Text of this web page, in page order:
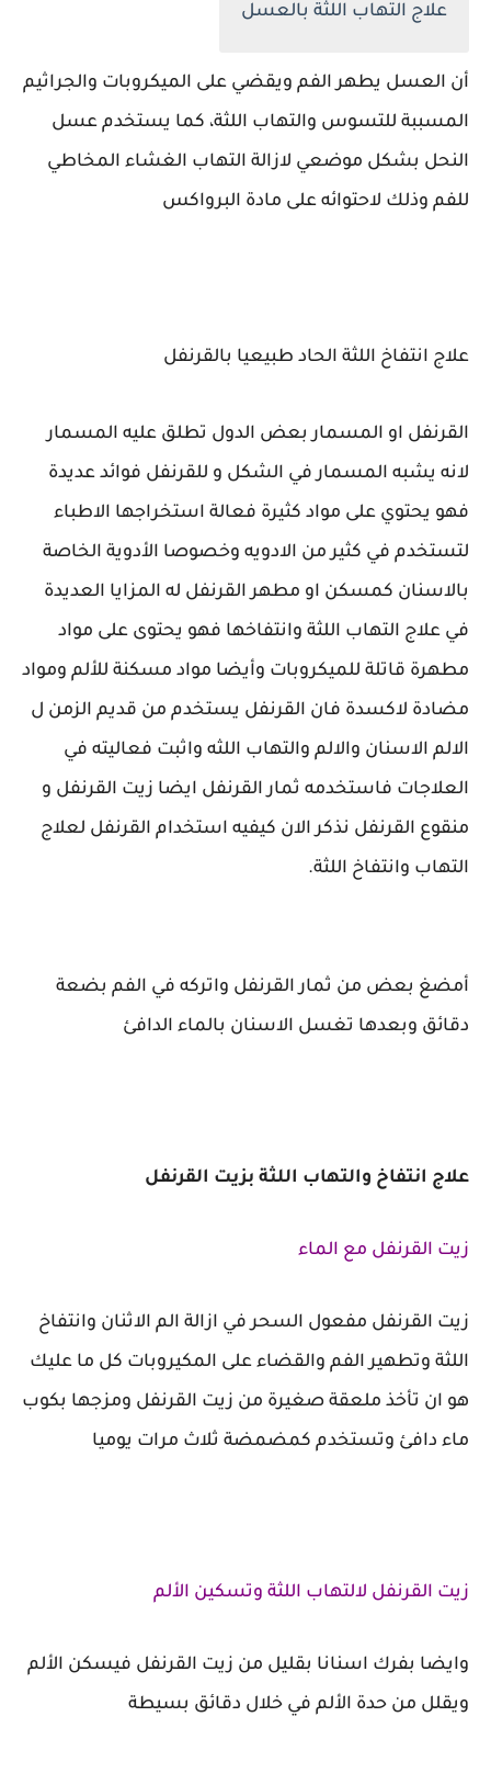
علاج التهاب اللثة بالعسل
أن العسل يطهر الفم ويقضي على الميكروبات والجراثيم
المسببة للتسوس والتهاب اللثة، كما يستخدم عسل
النحل بشكل موضعي لازالة التهاب الغشاء المخاطي
للفم وذلك لاحتوائه على مادة البرواكس
علاج انتفاخ اللثة الحاد طبيعيا بالقرنفل
القرنفل او المسمار بعض الدول تطلق عليه المسمار
لانه يشبه المسمار في الشكل و للقرنفل فوائد عديدة
فهو يحتوي على مواد كثيرة فعالة استخراجها الاطباء
لتستخدم في كثير من الادويه وخصوصا الأدوية الخاصة
بالاسنان كمسكن او مطهر القرنفل له المزايا العديدة
في علاج التهاب اللثة وانتفاخها فهو يحتوى على مواد
مطهرة قاتلة للميكروبات وأيضا مواد مسكنة للألم ومواد
مضادة لاكسدة فان القرنفل يستخدم من قديم الزمن ل
الالم الاسنان والالم والتهاب اللثه واثبت فعاليته في
العلاجات فاستخدمه ثمار القرنفل ايضا زيت القرنفل و
منقوع القرنفل نذكر الان كيفيه استخدام القرنفل لعلاج
التهاب وانتفاخ اللثة.
أمضغ بعض من ثمار القرنفل واتركه في الفم بضعة
دقائق وبعدها تغسل الاسنان بالماء الدافئ
علاج انتفاخ والتهاب اللثة بزيت القرنفل
زيت القرنفل مع الماء
زيت القرنفل مفعول السحر في ازالة الم الاثنان وانتفاخ
اللثة وتطهير الفم والقضاء على المكيروبات كل ما عليك
هو ان تأخذ ملعقة صغيرة من زيت القرنفل ومزجها بكوب
ماء دافئ وتستخدم كمضمضة ثلاث مرات يوميا
زيت القرنفل لالتهاب اللثة وتسكين الألم
وايضا بفرك اسنانا بقليل من زيت القرنفل فيسكن الألم
ويقلل من حدة الألم في خلال دقائق بسيطة